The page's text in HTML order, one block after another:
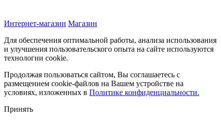
Интернет-магазин Магазин
Для обеспечения оптимальной работы, анализа использования
и улучшения пользовательского опыта на сайте используются
технологии cookie.
Продолжая пользоваться сайтом, Вы соглашаетесь с
размещением cookie-файлов на Вашем устройстве на
условиях, изложенных в Политике конфиденциальности.
Принять